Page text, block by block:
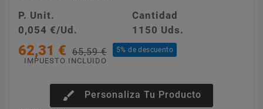
P. Unit.
Cantidad
0,054 €/Ud.
1150 Uds.
62,31 € 65,59 € 5% de descuento
IMPUESTO INCLUIDO
brush Personaliza Tu Producto